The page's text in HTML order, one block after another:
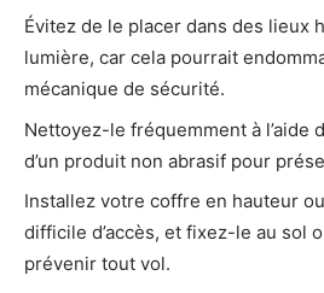
Évitez de le placer dans des lieux
lumière, car cela pourrait
mécanique de sécurité.
Nettoyez-le fréquemment à l’aide
d’un produit non abrasif pour
Installez votre coffre en hauteur
difficile d’accès, et fixez-le au sol
prévenir tout vol.